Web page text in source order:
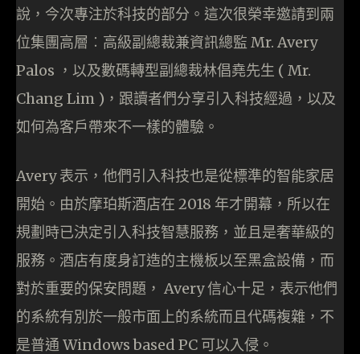
說，今次專注於科技的部分。這次很榮幸邀請到兩
位集團高層︰高級副總裁兼資訊總監 Mr. Avery
Palos ，以及數碼轉型副總裁林倡堯先生 ( Mr.
Chang Lim )，跟讀者們分享引入科技經過，以及
如何為客戶帶來不一樣的體驗。
Avery 表示，他們引入科技也是從標準的智能家居
開始。由於摩珀斯酒店在 2018 年才開幕，所以在
規劃時已決定引入科技智慧服務，並且是奢華級的
服務。酒店有度身訂造的主機板以至黑盒設備，而
對於重要的保安問題， Avery 信心十足，表示他們
的系統有別於一般市面上的系統而且代碼複雜，不
是普通 Windows based PC 可以入侵。